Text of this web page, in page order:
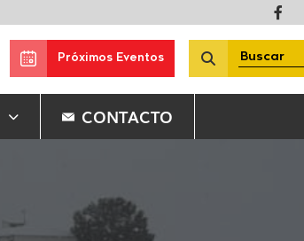
Próximos Eventos
CONTACTO